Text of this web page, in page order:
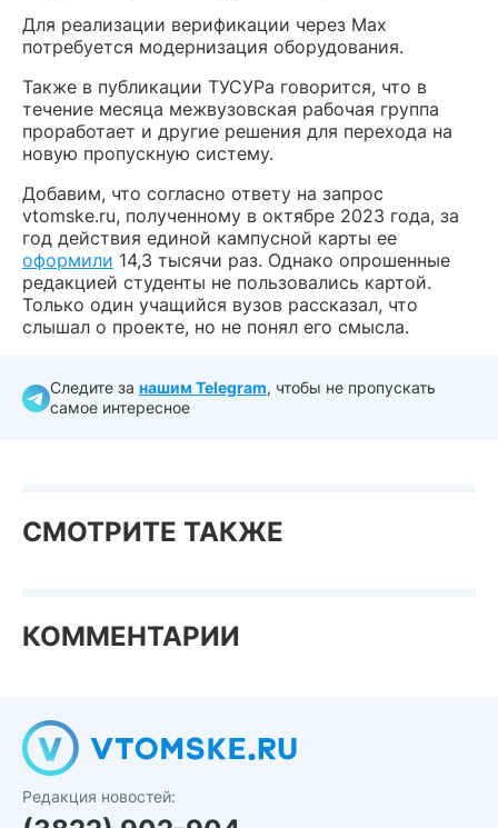
Для реализации верификации через Max
потребуется модернизация оборудования.
Также в публикации ТУСУРа говорится, что в
течение месяца межвузовская рабочая группа
проработает и другие решения для перехода на
новую пропускную систему.
Добавим, что согласно ответу на запрос
vtomske.ru, полученному в октябре 2023 года, за
год действия единой кампусной карты ее
оформили 14,3 тысячи раз. Однако опрошенные
редакцией студенты не пользовались картой.
Только один учащийся вузов рассказал, что
слышал о проекте, но не понял его смысла.
Следите за нашим Telegram, чтобы не пропускать
самое интересное
СМОТРИТЕ ТАКЖЕ
КОММЕНТАРИИ
Редакция новостей: